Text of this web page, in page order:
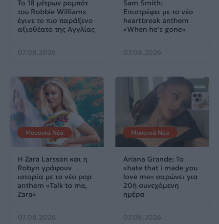
Το 18 μέτρων ρομπότ
του Robbie Williams
έγινε το πιο παράξενο
αξιοθέατο της Αγγλίας
07.08.2026
Sam Smith:
Επιστρέφει με το νέο
heartbreak anthem
«When he’s gone»
07.08.2026
Μουσικά Νέα
Η Zara Larsson και η
Robyn γράφουν
ιστορία με το νέο pop
anthem «Talk to me,
Zara»
07.08.2026
Μουσικά Νέα
Ariana Grande: Το
«hate that i made you
love me» σαρώνει για
20ή συνεχόμενη
ημέρα
07.08.2026